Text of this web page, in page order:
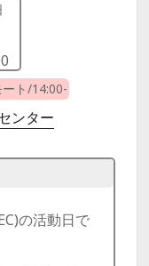
ート/14:00-
ンター
の活動日で